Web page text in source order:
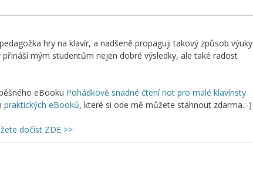
hry na klavír, a nadšeně propaguji takový způsob výuky
přináší mým studentům nejen dobré výsledky, ale také radost
eBooku Pohádkově snadné čtení not pro malé klavíristy
praktických eBooků, které si ode mě můžete stáhnout zdarma.:-)
dočíst ZDE >>